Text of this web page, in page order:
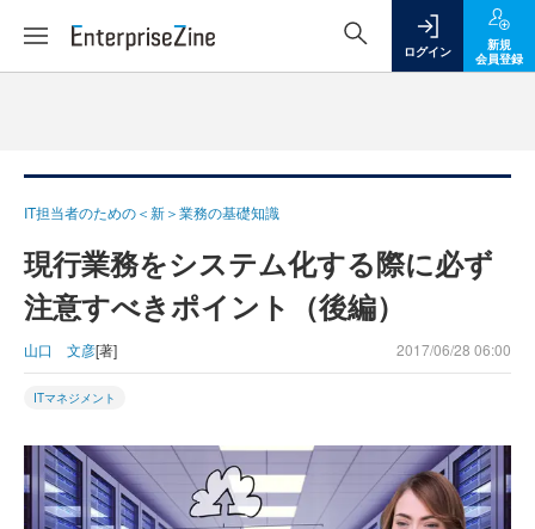
ログイン
新規
会員登録
IT担当者のための＜新＞業務の基礎知識
現行業務をシステム化する際に必ず
注意すべきポイント（後編）
山口 文彦[著] 2017/06/28 06:00
ITマネジメント